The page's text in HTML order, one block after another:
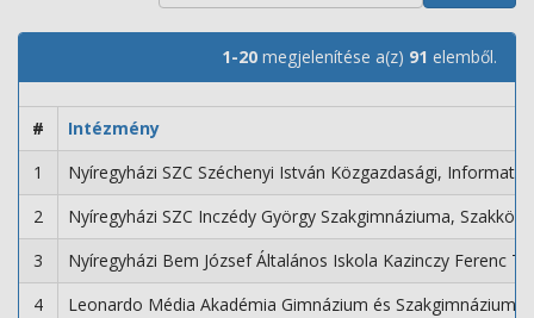
1-20 megjelenítése a(z) 91 elemből.
#
Intézmény
1
Nyíregyházi SZC Széchenyi István Közgazdasági,
2
Nyíregyházi SZC Inczédy György Szakgimnáziuma,
3
Nyíregyházi Bem József Általános Iskola Kazinczy Ferenc
4
Leonardo Média Akadémia Gimnázium és Szakgimnázium